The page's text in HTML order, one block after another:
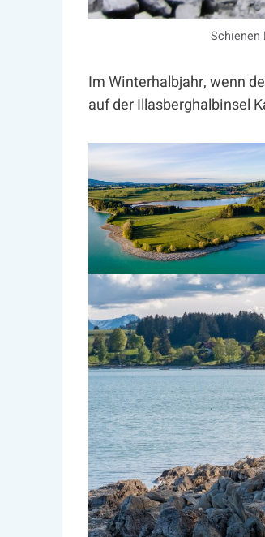
Schienen
Im Winterhalbjahr, wenn
auf der Illasberghalbinsel